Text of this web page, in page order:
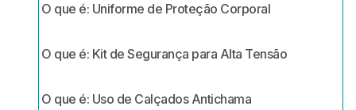
O que é: Uniforme de Proteção Corporal
O que é: Kit de Segurança para Alta Tensão
O que é: Uso de Calçados Antichama